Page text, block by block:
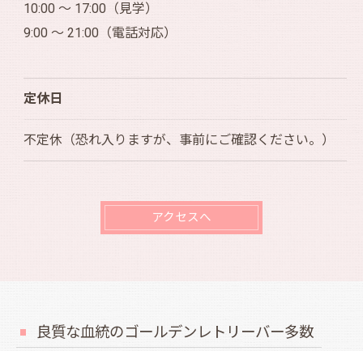
10:00 ～ 17:00（見学）
9:00 ～ 21:00（電話対応）
定休日
不定休（恐れ入りますが、事前にご確認ください。）
アクセスへ
良質な血統のゴールデンレトリーバー多数